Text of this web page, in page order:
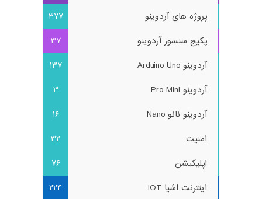
پروژه های آردوینو
377
پکیج سنسور آردوینو
37
آردوینو Arduino Uno
137
آردوینو Pro Mini
3
آردوینو نانو Nano
16
امنیت
32
اپلیکیشن
76
اینترنت اشیا IOT
224